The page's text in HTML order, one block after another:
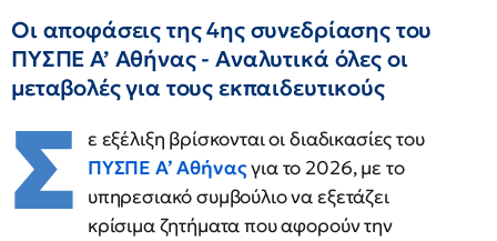
Οι αποφάσεις της 4ης συνεδρίασης του
ΠΥΣΠΕ Α’ Αθήνας - Αναλυτικά όλες οι
μεταβολές για τους εκπαιδευτικούς
Σ ε εξέλιξη βρίσκονται οι διαδικασίες του
ΠΥΣΠΕ Α’ Αθήναςγια το 2026, με το
υπηρεσιακό συμβούλιο να εξετάζει
κρίσιμα ζητήματα που αφορούν την